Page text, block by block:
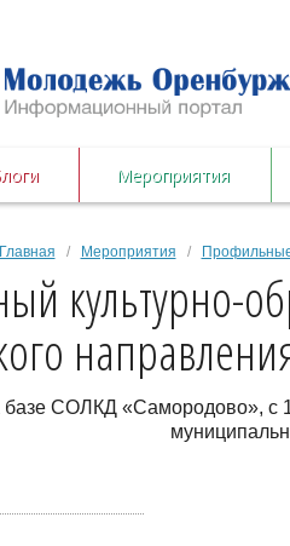
Мероприятия
Главная / Мероприятия /
культурно-
базе СОЛКД «Самородово», с